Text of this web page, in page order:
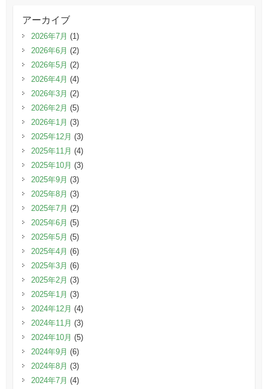
アーカイブ
2026年7月 (1)
2026年6月 (2)
2026年5月 (2)
2026年4月 (4)
2026年3月 (2)
2026年2月 (5)
2026年1月 (3)
2025年12月 (3)
2025年11月 (4)
2025年10月 (3)
2025年9月 (3)
2025年8月 (3)
2025年7月 (2)
2025年6月 (5)
2025年5月 (5)
2025年4月 (6)
2025年3月 (6)
2025年2月 (3)
2025年1月 (3)
2024年12月 (4)
2024年11月 (3)
2024年10月 (5)
2024年9月 (6)
2024年8月 (3)
2024年7月 (4)